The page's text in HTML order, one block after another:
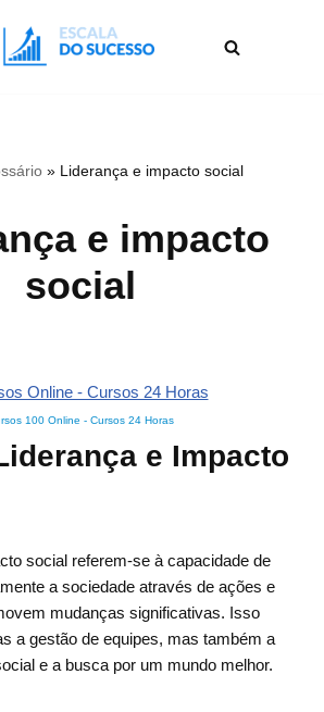
» Liderança e impacto social
e impacto
social
100 Online - Cursos 24 Horas
e Impacto
social referem-se à capacidade de
a sociedade através de ações e
mudanças significativas. Isso
a gestão de equipes, mas também a
e a busca por um mundo melhor.